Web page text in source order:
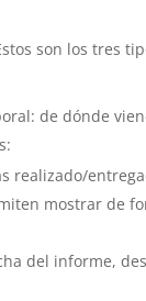
son los tres
de dónde
realizado/
mostrar de
del informe,